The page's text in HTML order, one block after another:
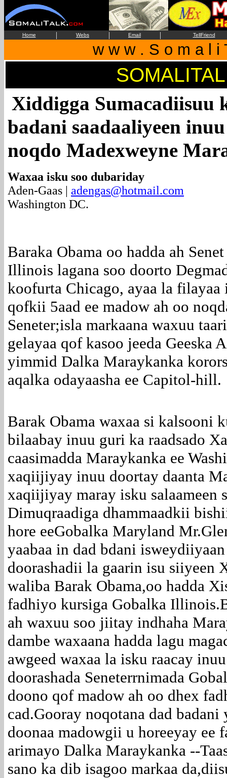
Home | Webs | Email | TellFriend
w w w . S o m a l i
Xiddigga Sumacadiisuu
badani saadaaliyeen
noqdo Madexweyne
Waxaa isku soo dubariday
Aden-Gaas | adengas@hotmail.com
Washington DC.
Baraka Obama oo hadda ah
Illinois lagana soo doorto
koofurta Chicago, ayaa la filayaa
qofkii 5aad ee madow ah oo
Seneter;isla markaana waxuu
gelayaa qof kasoo jeeda Geeska
yimmid Dalka Maraykanka
aqalka odayaasha ee Capitol-hill.
Barak Obama waxaa si kalsooni
bilaabay inuu guri ka raadsado
caasimadda Maraykanka ee
xaqiijiyay inuu doortay daanta
xaqiijiyay maray isku salaameen
Dimuqraadiga dhammaadkii
hore eeGobalka Maryland
yaabaa in dad bdani
doorashadii la gaarin isu siiyeen
waliba Barak Obama,oo hadda
fadhiyo kursiga Gobalka
ah waxuu soo jiitay indhaha
dambe waxaana hadda lagu
awgeed waxaa la isku raacay
doorashada Seneterrnimada
doono qof madow ah oo dhex
cad.Gooray noqotana dad
doonaa madowgii u horeeyay ee
arimayo Dalka Maraykanka --
sano ka dib isagoo markaa